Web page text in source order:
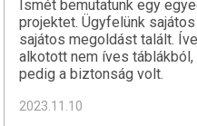
Ismét bemutatunk egy
projektet. Ügyfelünk
sajátos megoldást talált.
alkotott nem íves táblákból,
pedig a biztonság volt.
2023.11.10